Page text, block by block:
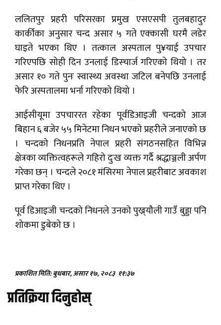
ललितपुर प्रहरी परिसरका प्रमुख एसएसपी तुलबहादुर
कार्कीका अनुसार चन्द असार ५ गते एक्कासी घरमै लडेर
घाइते भएका थिए । तत्काल अस्पताल पु¥याई उपचार
गरिएपछि सोही दिन उनलाई डिस्चार्ज गरिएको थियो । तर
असार १० गते पुनः स्वास्थ्य अवस्था जटिल बनेपछि उनलाई
फेरि अस्पतालमा भर्ना गरिएको थियो ।
आईसीयूमा उपचाररत रहेका पूर्वडिआइजी चन्दको आज
बिहान ६ बजेर ५५ मिनेटमा निधन भएको प्रहरीले जनाएको छ
। चन्दको निधनप्रति नेपाल प्रहरी संगठनसहित विभिन्न
क्षेत्रका व्यक्तित्वहरूले गहिरो दुःख व्यक्त गर्दै श्रद्धाञ्जली अर्पण
गरेका छन् । चन्दले २०८१ मंसिरमा नेपाल प्रहरीबाट अवकाश
प्राप्त गरेका थिए ।
पूर्व डिआइजी चन्दको निधनले उनको पुख्र्यौली गाउँ बुड्डा पनि
शोकमा डुबेको छ ।
प्रकाशित मिति: बुधबार, असार १७, २०८३ ११:३७
प्रतिक्रिया दिनुहोस्